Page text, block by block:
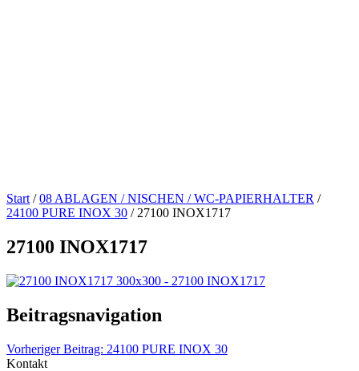
Start /08 ABLAGEN / NISCHEN / WC-PAPIERHALTER /
24100 PURE INOX 30 / 27100 INOX1717
27100 INOX1717
Beitragsnavigation
Vorheriger Beitrag: 24100 PURE INOX 30
Kontakt